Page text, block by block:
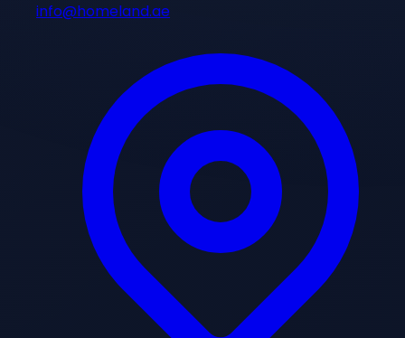
info@homeland.ae